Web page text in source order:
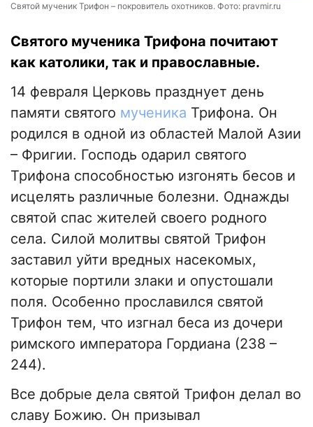
Святой мученик Трифон – покровитель охотников. Фото: pravmir.ru
Святого мученика Трифона почитают
как католики, так и православные.
14 февраля Церковь празднует день
памяти святого мученика Трифона. Он
родился в одной из областей Малой Азии
– Фригии. Господь одарил святого
Трифона способностью изгонять бесов и
исцелять различные болезни. Однажды
святой спас жителей своего родного
села. Силой молитвы святой Трифон
заставил уйти вредных насекомых,
которые портили злаки и опустошали
поля. Особенно прославился святой
Трифон тем, что изгнал беса из дочери
римского императора Гордиана (238 –
244).
Все добрые дела святой Трифон делал во
славу Божию. Он призывал